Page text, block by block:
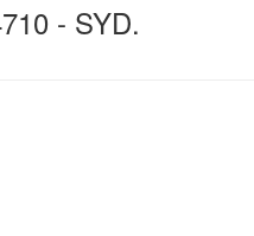
- SYD.